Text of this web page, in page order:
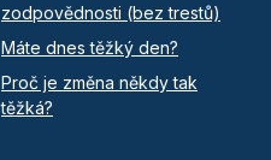
zodpovědnosti (bez trestů)
Máte dnes těžký den?
Proč je změna někdy tak
těžká?